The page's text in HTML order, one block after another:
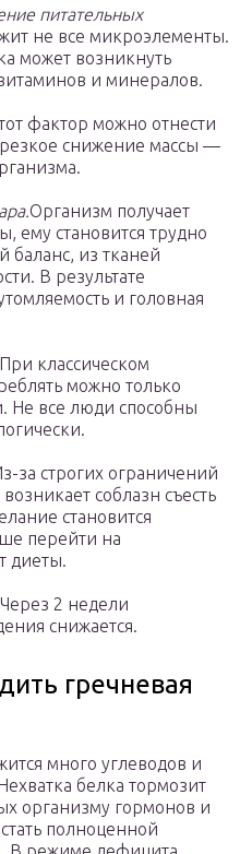
питательных
не все микроэлементы.
может возникнуть
и минералов.
фактор можно отнести
резкое снижение массы —
Организм получает
ему становится трудно
баланс, из тканей
В результате
и головная
При классическом
можно только
Не все люди способны
за строгих ограничений
соблазн съесть
становится
перейти на
диеты.
Через 2 недели
снижается.
гречневая
много углеводов и
белка тормозит
организму гормонов и
полноценной